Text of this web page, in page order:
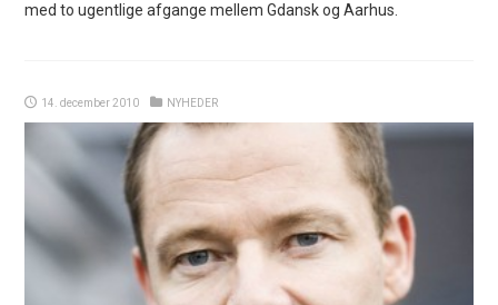
med to ugentlige afgange mellem Gdansk og Aarhus.
14. december 2010 NYHEDER